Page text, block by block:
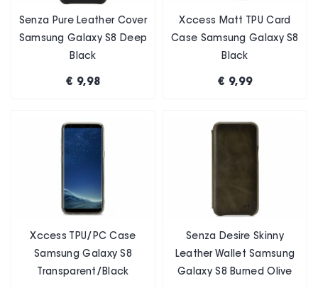
Senza Pure Leather Cover
Samsung Galaxy S8 Deep
Black
€ 9,98
Xccess Matt TPU Card
Case Samsung Galaxy S8
Black
€ 9,99
Xccess TPU/PC Case
Samsung Galaxy S8
Transparent/Black
Senza Desire Skinny
Leather Wallet Samsung
Galaxy S8 Burned Olive